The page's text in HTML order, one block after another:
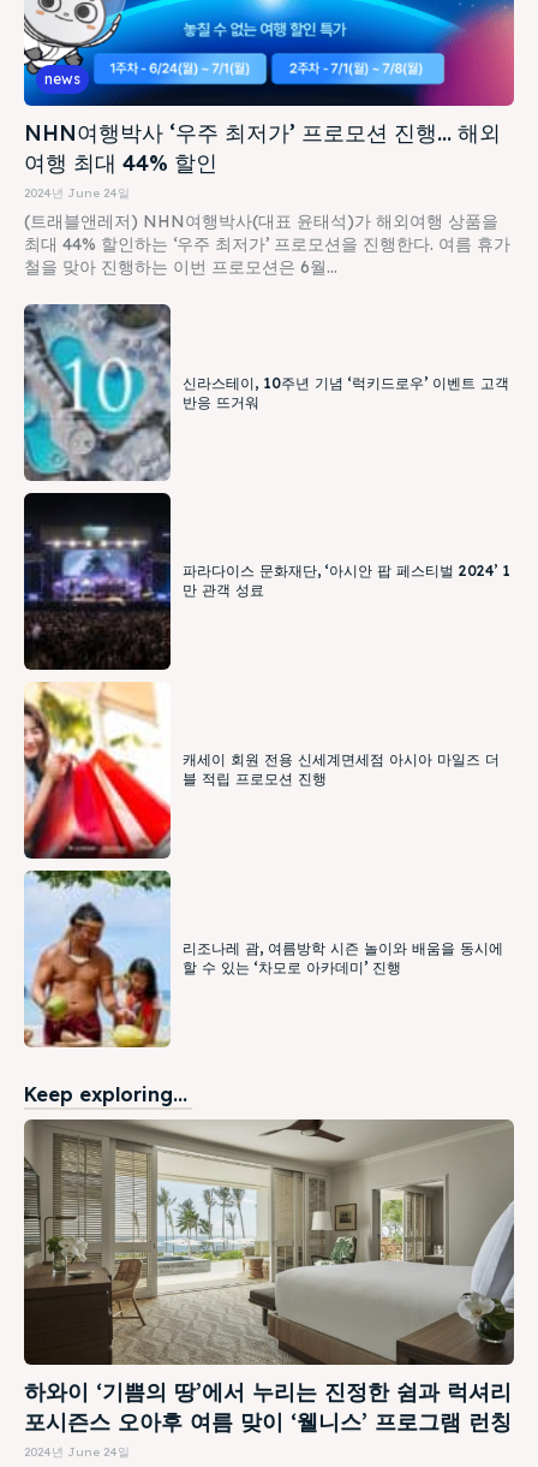
news
NHN여행박사 ‘우주 최저가’ 프로모션 진행… 해외
여행 최대 44% 할인
2024년 June 24일
(트래블앤레저) NHN여행박사(대표 윤태석)가 해외여행 상품을
최대 44% 할인하는 ‘우주 최저가’ 프로모션을 진행한다. 여름 휴가
철을 맞아 진행하는 이번 프로모션은 6월...
신라스테이, 10주년 기념 ‘럭키드로우’ 이벤트 고객
반응 뜨거워
파라다이스 문화재단, ‘아시안 팝 페스티벌 2024’ 1
만 관객 성료
캐세이 회원 전용 신세계면세점 아시아 마일즈 더
블 적립 프로모션 진행
리조나레 괌, 여름방학 시즌 놀이와 배움을 동시에
할 수 있는 ‘차모로 아카데미’ 진행
Keep exploring...
하와이 ‘기쁨의 땅’에서 누리는 진정한 쉼과 럭셔리
포시즌스 오아후 여름 맞이 ‘웰니스’ 프로그램 런칭
2024년 June 24일